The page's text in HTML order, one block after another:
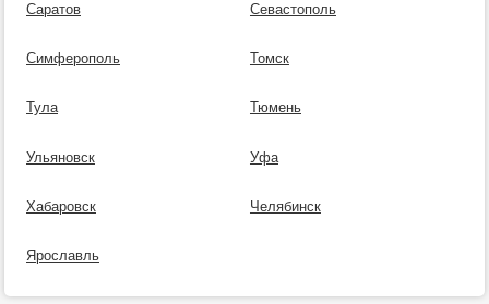
Саратов Севастополь
Симферополь Томск
Тула Тюмень
Ульяновск Уфа
Хабаровск Челябинск
Ярославль